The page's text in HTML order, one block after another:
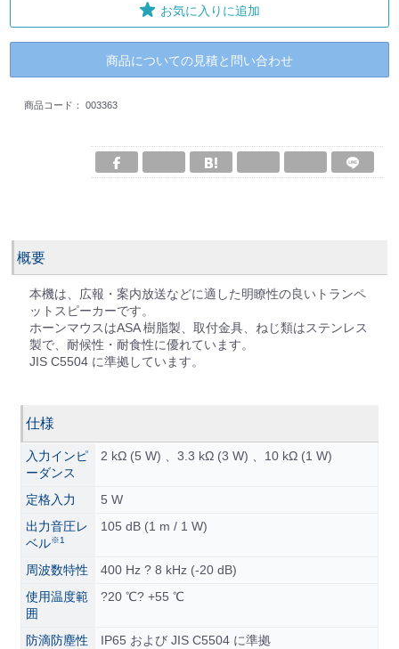
お気に入りに追加
商品についての見積と問い合わせ
商品コード： 003363
概要
本機は、広報・案内放送などに適した明瞭性の良いトランペ
ットスピーカーです。
ホーンマウスはASA 樹脂製、取付金具、ねじ類はステンレス
製で、耐候性・耐食性に優れています。
JIS C5504 に準拠しています。
仕様
入力インピ
ーダンス
2 kΩ (5 W) 、3.3 kΩ (3 W) 、10 kΩ (1 W)
定格入力
5 W
出力音圧レ
ベル※1
105 dB (1 m / 1 W)
周波数特性
400 Hz ? 8 kHz (-20 dB)
使用温度範
囲
?20 ℃? +55 ℃
防滴防塵性
IP65 および JIS C5504 に準拠